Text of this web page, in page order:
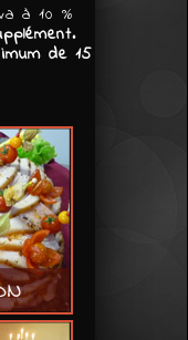
à 10 %
de 15